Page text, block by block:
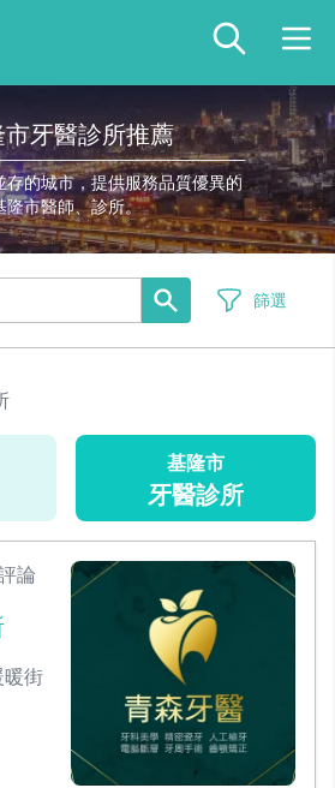
市牙醫診所推薦
存的城市，提供服務品質優異的
隆市醫師、診所。
篩選
基隆市
牙醫診所
論
暖街